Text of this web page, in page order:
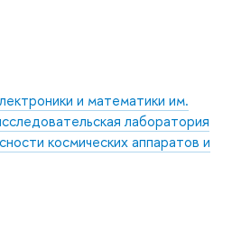
и математики им.
лаборатория
космических аппаратов и